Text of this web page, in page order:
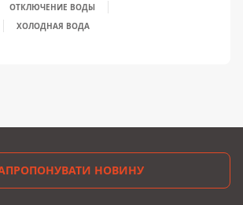
ОТКЛЮЧЕНИЕ ВОДЫ
ХОЛОДНАЯ ВОДА
НОВИНУ